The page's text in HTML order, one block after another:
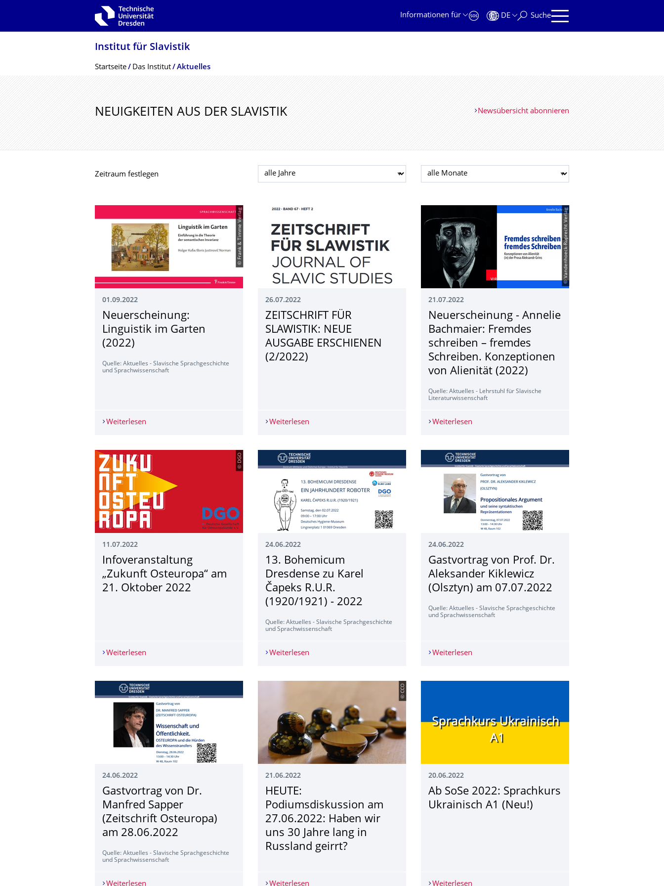
Zur Hauptnavigation springen
Informationen für
DE Suche
Institut für Slavistik
Breadcrumb-Menü
Startseite Das Institut Aktuelles
NEUIGKEITEN AUS DER SLAVISTIK Newsübersicht abonnieren
Zeitraum festlegen Jahr auswählen Monat auswählen
© Frank & Timme Verlag
01.09.2022
Neuerscheinung:
Linguistik im Garten
(2022)
Quelle: Aktuelles - Slavische Sprachgeschichte
und Sprachwissenschaft
Weiterlesen Neuerscheinung: Linguistik im Garten (2022)
26.07.2022
ZEITSCHRIFT FÜR
SLAWISTIK: NEUE
AUSGABE ERSCHIENEN
(2/2022)
Weiterlesen ZEITSCHRIFT FÜR SLAWISTIK: NEUE AUSGABE ERSCHIENEN (2/2022)
© Vandenhoeck-Ruprecht Verlag
21.07.2022
Neuerscheinung - Annelie
Bachmaier: Fremdes
schreiben – fremdes
Schreiben. Konzeptionen
von Alienität (2022)
Quelle: Aktuelles - Lehrstuhl für Slavische
Literaturwissenschaft
Weiterlesen
© DGO
11.07.2022
Infoveranstaltung
„Zukunft Osteuropa“ am
21. Oktober 2022
Weiterlesen Infoveranstaltung „Zukunft Osteuropa“ am 21. Oktober 2022
24.06.2022
13. Bohemicum
Dresdense zu Karel
Čapeks R.U.R.
(1920/1921) - 2022
Quelle: Aktuelles - Slavische Sprachgeschichte
und Sprachwissenschaft
Weiterlesen 13. Bohemicum Dresdense zu Karel Čapeks R.U.R. (1920/1921) - 2022
24.06.2022
Gastvortrag von Prof. Dr.
Aleksander Kiklewicz
(Olsztyn) am 07.07.2022
Quelle: Aktuelles - Slavische Sprachgeschichte
und Sprachwissenschaft
Weiterlesen
24.06.2022
Gastvortrag von Dr.
Manfred Sapper
(Zeitschrift Osteuropa)
am 28.06.2022
Quelle: Aktuelles - Slavische Sprachgeschichte
und Sprachwissenschaft
Weiterlesen Gastvortrag von Dr. Manfred Sapper (Zeitschrift Osteuropa) am 28.06.2022
© CCO
21.06.2022
HEUTE:
Podiumsdiskussion am
27.06.2022: Haben wir
uns 30 Jahre lang in
Russland geirrt?
Weiterlesen HEUTE: Podiumsdiskussion am 27.06.2022: Haben wir uns 30 Jahre lang in Russland geirrt?
20.06.2022
Ab SoSe 2022: Sprachkurs
Ukrainisch A1 (Neu!)
Weiterlesen